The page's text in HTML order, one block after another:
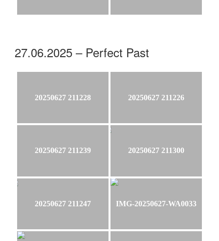
27.06.2025 – Perfect Past
20250627 211228 20250627 211226
20250627 211239 20250627 211300
20250627 211247 IMG-20250627-WA0033